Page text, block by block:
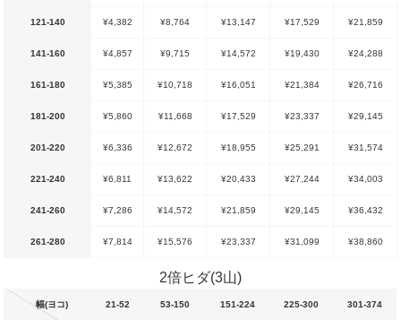
121-140 ¥4,382 ¥8,764 ¥13,147 ¥17,529 ¥21,859
141-160 ¥4,857 ¥9,715 ¥14,572 ¥19,430 ¥24,288
161-180 ¥5,385 ¥10,718 ¥16,051 ¥21,384 ¥26,716
181-200 ¥5,860 ¥11,668 ¥17,529 ¥23,337 ¥29,145
201-220 ¥6,336 ¥12,672 ¥18,955 ¥25,291 ¥31,574
221-240 ¥6,811 ¥13,622 ¥20,433 ¥27,244 ¥34,003
241-260 ¥7,286 ¥14,572 ¥21,859 ¥29,145 ¥36,432
261-280 ¥7,814 ¥15,576 ¥23,337 ¥31,099 ¥38,860
2倍ヒダ(3山)
幅(ヨコ) 21-52 53-150 151-224 225-300 301-374